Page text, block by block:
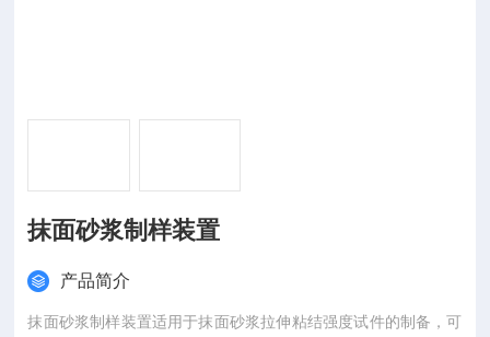
抹面砂浆制样装置
产品简介
抹面砂浆制样装置适用于抹面砂浆拉伸粘结强度试件的制备，可